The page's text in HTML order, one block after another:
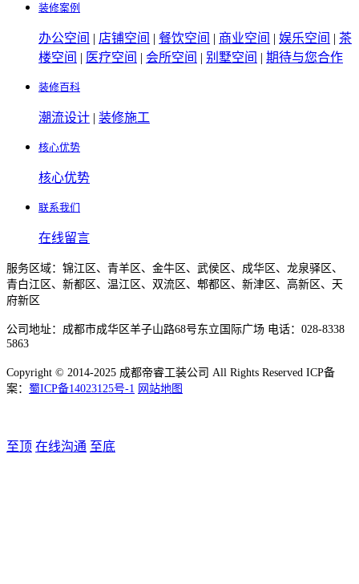
装修案例
办公空间 | 店铺空间 | 餐饮空间 | 商业空间 | 娱乐空间 | 茶
楼空间 | 医疗空间 | 会所空间 | 别墅空间 | 期待与您合作
装修百科
潮流设计 | 装修施工
核心优势
核心优势
联系我们
在线留言
服务区域：锦江区、青羊区、金牛区、武侯区、成华区、龙泉驿区、
青白江区、新都区、温江区、双流区、郫都区、新津区、高新区、天
府新区
公司地址：成都市成华区羊子山路68号东立国际广场 电话：028-8338
5863
Copyright © 2014-2025 成都帝睿工装公司 All Rights Reserved ICP备
案： 蜀ICP备14023125号-1 网站地图
至顶 在线沟通 至底